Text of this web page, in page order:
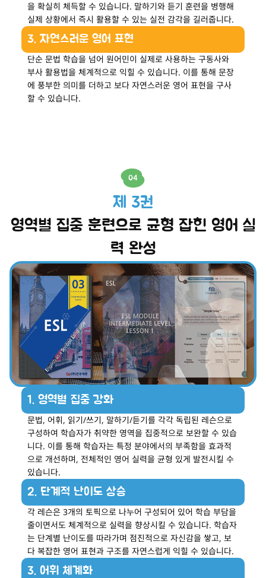
을 확실히 체득할 수 있습니다. 말하기와 듣기 훈련을 병행해
실제 상황에서 즉시 활용할 수 있는 실전 감각을 길러줍니다.
3. 자연스러운 영어 표현
단순 문법 학습을 넘어 원어민이 실제로 사용하는 구동사와
부사 활용법을 체계적으로 익힐 수 있습니다. 이를 통해 문장
에 풍부한 의미를 더하고 보다 자연스러운 영어 표현을 구사
할 수 있습니다.
04
제 3권
영역별 집중 훈련으로 균형 잡힌 영어 실
력 완성
1. 영역별 집중 강화
문법, 어휘, 읽기/쓰기, 말하기/듣기를 각각 독립된 레슨으로
구성하여 학습자가 취약한 영역을 집중적으로 보완할 수 있습
니다. 이를 통해 학습자는 특정 분야에서의 부족함을 효과적
으로 개선하며, 전체적인 영어 실력을 균형 있게 발전시킬 수
있습니다.
2. 단계적 난이도 상승
각 레슨은 3개의 토픽으로 나누어 구성되어 있어 학습 부담을
줄이면서도 체계적으로 실력을 향상시킬 수 있습니다. 학습자
는 단계별 난이도를 따라가며 점진적으로 자신감을 쌓고, 보
다 복잡한 영어 표현과 구조를 자연스럽게 익힐 수 있습니다.
3. 어휘 체계화